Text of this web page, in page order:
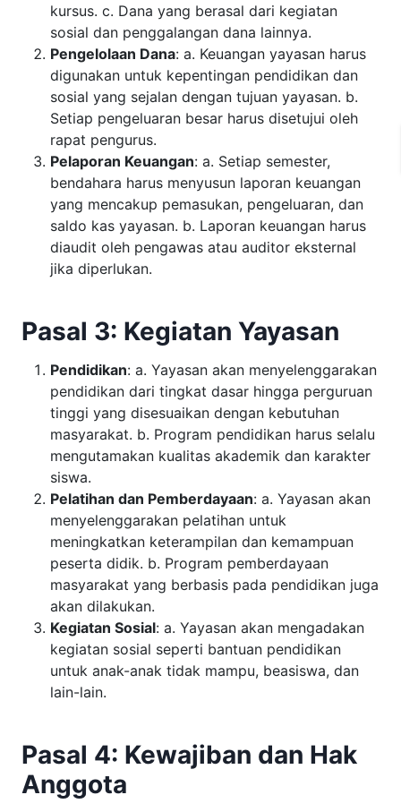
kursus. c. Dana yang berasal dari kegiatan
sosial dan penggalangan dana lainnya.
Pengelolaan Dana: a. Keuangan yayasan harus
digunakan untuk kepentingan pendidikan dan
sosial yang sejalan dengan tujuan yayasan. b.
Setiap pengeluaran besar harus disetujui oleh
rapat pengurus.
Pelaporan Keuangan: a. Setiap semester,
bendahara harus menyusun laporan keuangan
yang mencakup pemasukan, pengeluaran, dan
saldo kas yayasan. b. Laporan keuangan harus
diaudit oleh pengawas atau auditor eksternal
jika diperlukan.
Pasal 3: Kegiatan Yayasan
Pendidikan: a. Yayasan akan menyelenggarakan
pendidikan dari tingkat dasar hingga perguruan
tinggi yang disesuaikan dengan kebutuhan
masyarakat. b. Program pendidikan harus selalu
mengutamakan kualitas akademik dan karakter
siswa.
Pelatihan dan Pemberdayaan: a. Yayasan akan
menyelenggarakan pelatihan untuk
meningkatkan keterampilan dan kemampuan
peserta didik. b. Program pemberdayaan
masyarakat yang berbasis pada pendidikan juga
akan dilakukan.
Kegiatan Sosial: a. Yayasan akan mengadakan
kegiatan sosial seperti bantuan pendidikan
untuk anak-anak tidak mampu, beasiswa, dan
lain-lain.
Pasal 4: Kewajiban dan Hak
Anggota